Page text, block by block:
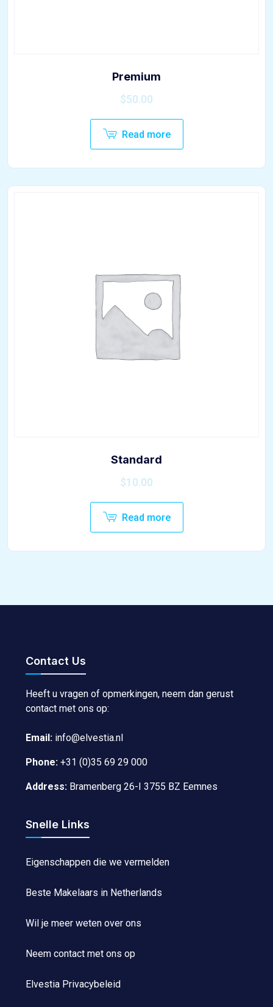
Premium
$50.00
Read more
Standard
$10.00
Read more
Contact Us
Heeft u vragen of opmerkingen, neem dan gerust
contact met ons op:
Email: info@elvestia.nl
Phone: +31 (0)35 69 29 000
Address: Bramenberg 26-I 3755 BZ Eemnes
Snelle Links
Eigenschappen die we vermelden
Beste Makelaars in Netherlands
Wil je meer weten over ons
Neem contact met ons op
Elvestia Privacybeleid